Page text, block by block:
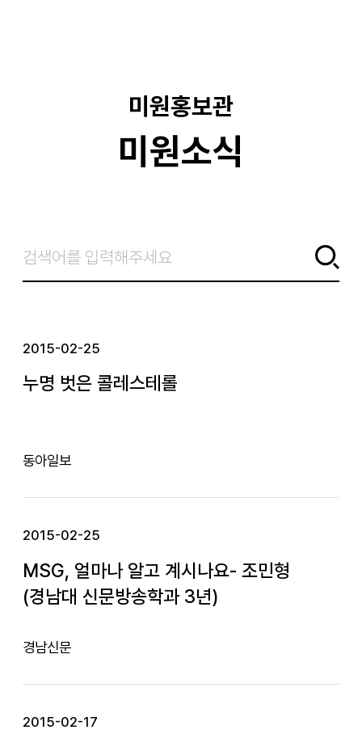
미원홍보관
미원소식
2015-02-25
누명 벗은 콜레스테롤
동아일보
2015-02-25
MSG, 얼마나 알고 계시나요- 조민형
(경남대 신문방송학과 3년)
경남신문
2015-02-17